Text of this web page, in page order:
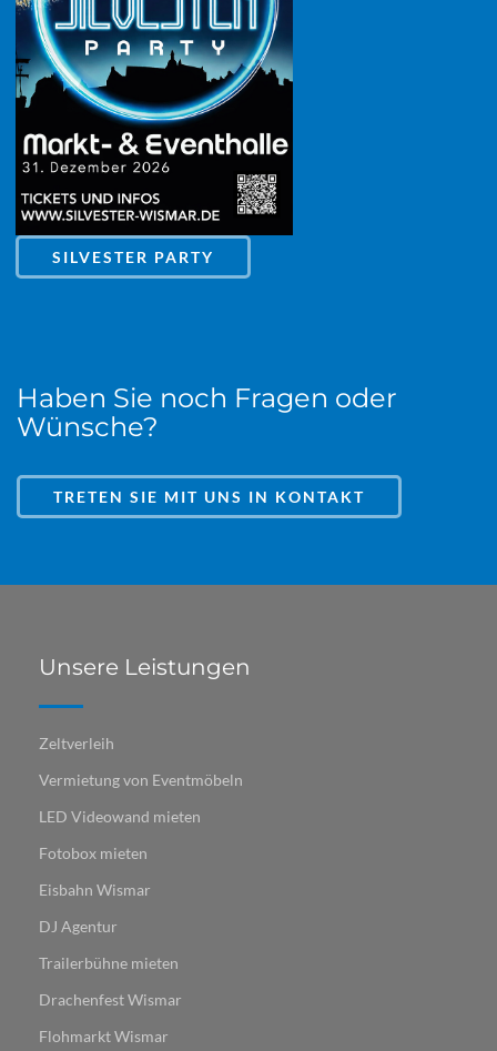
SILVESTER PARTY
Haben Sie noch Fragen oder
Wünsche?
TRETEN SIE MIT UNS IN KONTAKT
Unsere Leistungen
Zeltverleih
Vermietung von Eventmöbeln
LED Videowand mieten
Fotobox mieten
Eisbahn Wismar
DJ Agentur
Trailerbühne mieten
Drachenfest Wismar
Flohmarkt Wismar​​​​​​